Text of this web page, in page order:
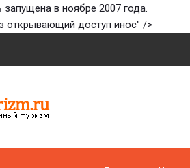
в ноябре 2007 года.
открывающий доступ инос" />